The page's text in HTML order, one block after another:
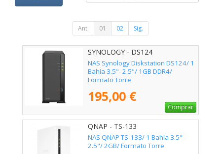
Ant. 01 02 Sig.
SYNOLOGY - DS124
NAS Synology Diskstation DS124/ 1
Bahía 3.5"- 2.5"/ 1GB DDR4/
Formato Torre
195,00 €
Comprar
QNAP - TS-133
NAS QNAP TS-133/ 1 Bahía 3.5"-
2.5"/ 2GB/ Formato Torre